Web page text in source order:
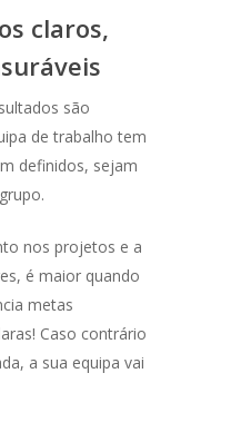
claros,
são
de trabalho tem
definidos, sejam
nos projetos e a
é maior quando
metas
Caso contrário
a sua equipa vai